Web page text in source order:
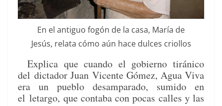
En el antiguo fogón de la casa, María de
Jesús, rela­ta cómo aún hace dul­ces criollos
Expli­ca que cuan­do el gob­ier­no tiráni­co
deldic­ta­dor Juan Vicente Gómez, Agua Viva
era un pueblo desam­para­do, sum­i­do en
elletar­go, que con­ta­ba con pocas calles y las